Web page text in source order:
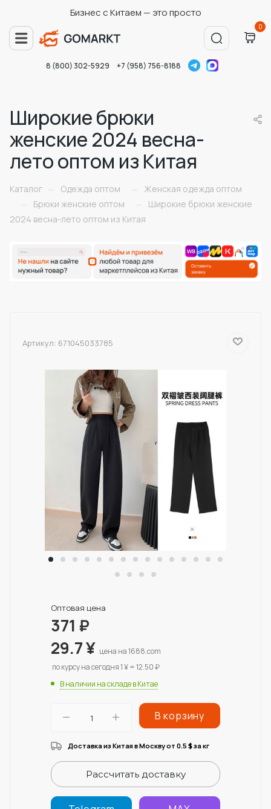
Бизнес с Китаем — это просто
0
8 (800) 302-5929 +7 (958) 756-8188
Широкие брюки
женские 2024 весна-
лето оптом из Китая
Каталог — Одежда оптом —
Женская одежда оптом
—
Брюки женские оптом —
Широкие брюки женские
2024 весна-лето оптом из Китая
Артикул: 671045033785
Оптовая цена
371 ₽
29.7¥ цена на 1688.com
по курсу на сегодня 1 ¥ = 12.50 ₽
В наличии на складе в Китае
В корзину
Доставка из Китая в Москву от 0.5 $за кг
Рассчитать доставку